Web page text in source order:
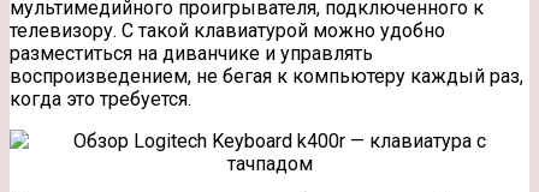
мультимедийного проигрывателя, подключенного к
телевизору. С такой клавиатурой можно удобно
разместиться на диванчике и управлять
воспроизведением, не бегая к компьютеру каждый раз,
когда это требуется.